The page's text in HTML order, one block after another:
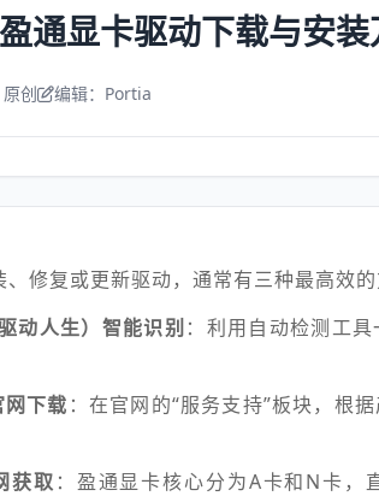
通显卡驱动下载与安
创 编辑：Portia
修复或更新驱动，通常有三种最高效的
动人生）智能识别 ：利用自动检测工具
下载 ：在官网的“服务支持”板块，根
获取 ：盈通显卡核心分为A卡和N卡，